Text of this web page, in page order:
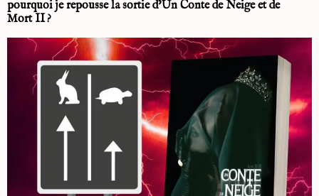
pourquoi je repousse la sortie d’Un Conte de Neige et de
Mort II ?